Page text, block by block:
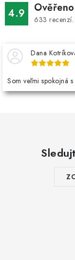
s
4.9 633 recenzí.
Dana
Som veľmi spokojná